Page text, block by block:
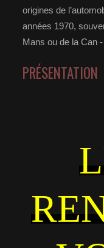
origines de
années 1970,
Mans ou de la Can
PRÉSENTATION